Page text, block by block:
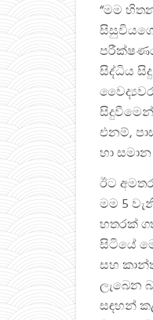
“මම
සිද්ධිය
එනම්,
හා
ඊට
මම 5
හතරක්
සිටියේ
සහ
ලැබෙන
සඳහන්